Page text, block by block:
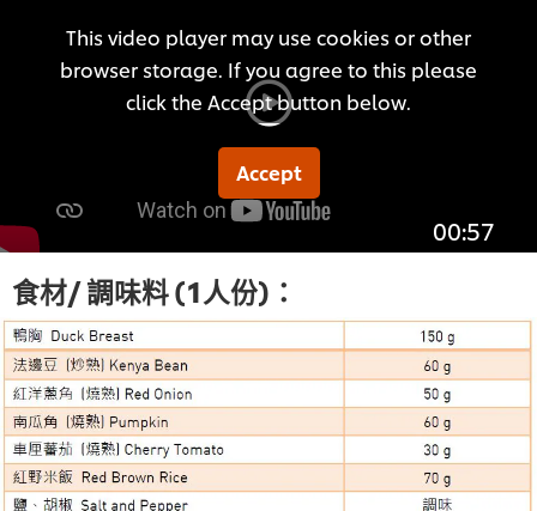
This video player may use cookies or other
browser storage. If you agree to this please
click the Accept button below.
Accept
00:57
食材/ 調味料 (1人份)：